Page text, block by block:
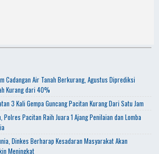
Cadangan Air Tanah Berkurang, Agustus Diprediksi
Kurang dari 40%
3 Kali Gempa Guncang Pacitan Kurang Dari Satu Jam
Polres Pacitan Raih Juara 1 Ajang Penilaian dan Lomba
Dinkes Berharap Kesadaran Masyarakat Akan
Meningkat